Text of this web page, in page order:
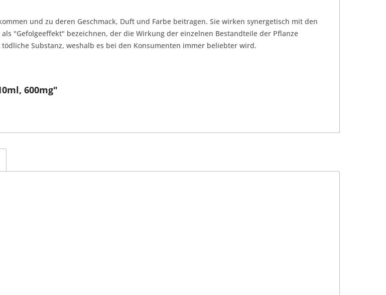
und zu deren Geschmack, Duft und Farbe beitragen. Sie wirken synergetisch mit den
"Gefolgeeffekt" bezeichnen, der die Wirkung der einzelnen Bestandteile der Pflanze
Substanz, weshalb es bei den Konsumenten immer beliebter wird.
600mg"